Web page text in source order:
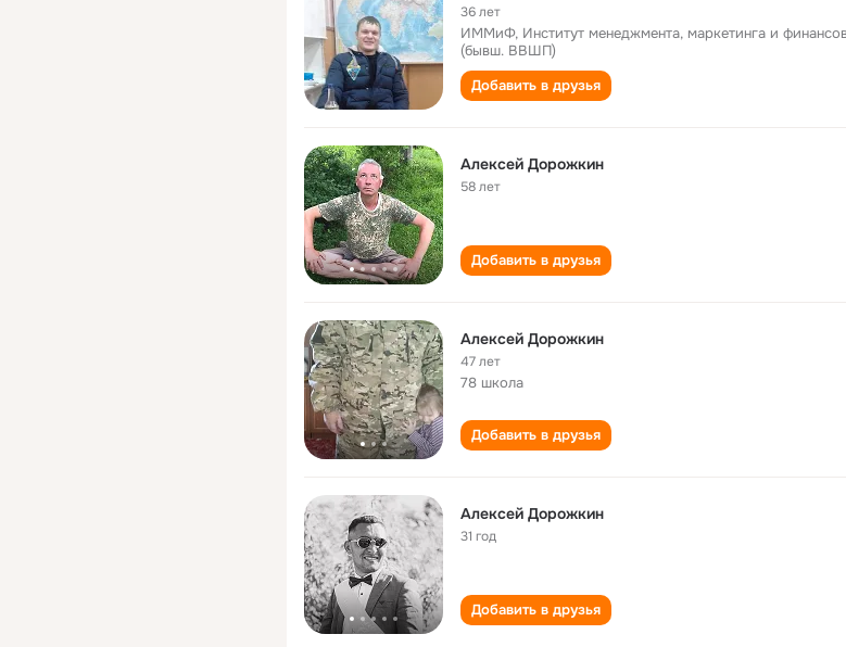
36 лет
ИММиФ, Институт менеджмента, маркетинга и
(бывш. ВВШП)
Добавить в друзья
Алексей Дорожкин
58 лет
Добавить в друзья
Алексей Дорожкин
47 лет
78 школа
Добавить в друзья
Алексей Дорожкин
31 год
Добавить в друзья